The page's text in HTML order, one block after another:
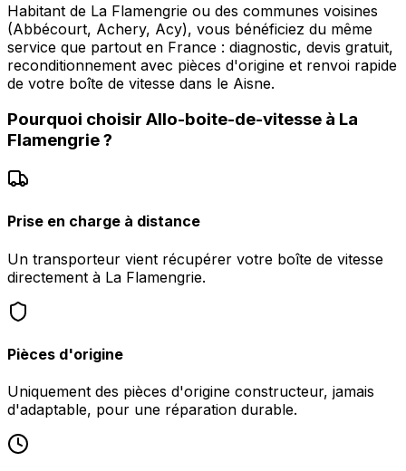
Habitant de La Flamengrie ou des communes voisines
(Abbécourt, Achery, Acy), vous bénéficiez du même
service que partout en France : diagnostic, devis gratuit,
reconditionnement avec pièces d'origine et renvoi rapide
de votre boîte de vitesse dans le Aisne.
Pourquoi choisir Allo-boite-de-vitesse à La
Flamengrie?
Prise en charge à distance
Un transporteur vient récupérer votre boîte de vitesse
directement à La Flamengrie.
Pièces d'origine
Uniquement des pièces d'origine constructeur, jamais
d'adaptable, pour une réparation durable.